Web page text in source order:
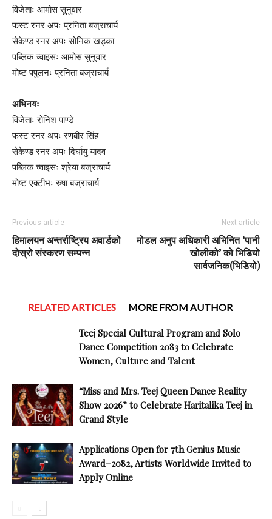
विजेताः आमोस सुनुवार
फस्ट रनर अपः प्रनिता बज्राचार्य
सेकेण्ड रनर अपः सोनिक खड्का
पब्लिक च्वाइसः आमोस सुनुवार
मोष्ट पपुलनः प्रनिता बज्राचार्य
अभिनयः
विजेताः रोनिश पाण्डे
फस्ट रनर अपः रणबीर सिंह
सेकेण्ड रनर अपः दिर्घायु यादव
पब्लिक च्वाइसः श्रेया बज्राचार्य
मोष्ट एक्टीभः रुषा बज्राचार्य
Previous article
हिमालयन अन्तर्राष्ट्रिय अवार्डको
दोस्रो संस्करण सम्पन्न
Next article
मोडल अनुप अधिकारी अभिनित ‘पानी
खोलीको’ को भिडियो
सार्वजनिक(भिडियो)
RELATED ARTICLES MORE FROM AUTHOR
Teej Special Cultural Program and Solo
Dance Competition 2083 to Celebrate
Women, Culture and Talent
“Miss and Mrs. Teej Queen Dance Reality
Show 2026” to Celebrate Haritalika Teej in
Grand Style
Applications Open for 7th Genius Music
Award–2082, Artists Worldwide Invited to
Apply Online